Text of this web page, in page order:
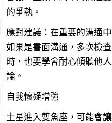
的爭執。
應對建議：在重要的溝通
如果是書面溝通，多次檢
時，也要學會耐心傾聽他
論。
自我懷疑增強
土星進入雙魚座，可能會